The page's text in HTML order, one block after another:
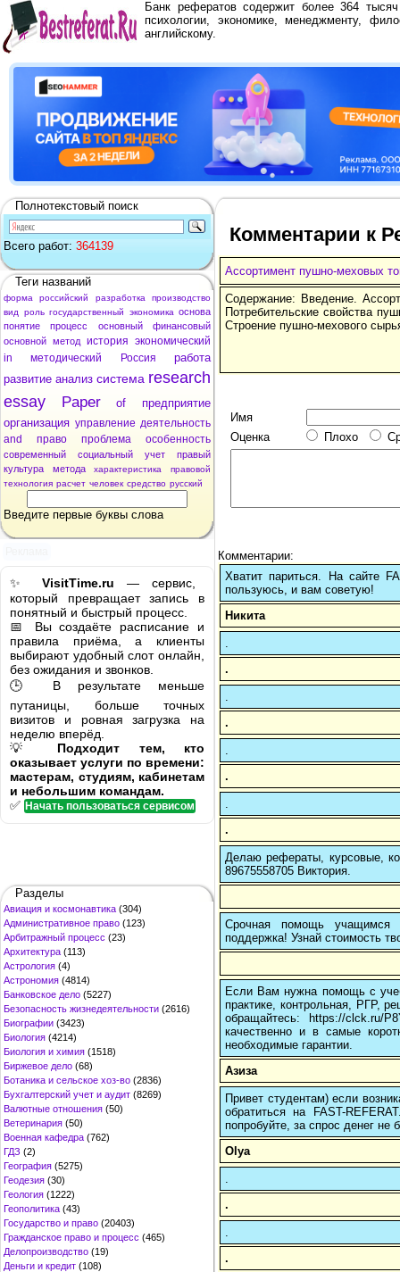
Банк рефератов содержит более 364
психологии, экономике, менеджменту,
английскому.
Полнотекстовый поиск
Всего работ: 364139
Теги названий
форма российский разработка
производство
вид
роль государственный экономика основа
понятие
процесс основный
финансовый
основной метод история экономический
in
методический Россия
работа
развитие анализ система research
essay
Paper of
предприятие
организация управление деятельность
and
право проблема особенность
современный социальный учет
правый
культура
метода характеристика
правовой
технология расчет человек средство русский
Введите первые буквы слова
✨ VisitTime.ru — сервис,
который превращает запись в
понятный и быстрый процесс.
📅 Вы создаёте расписание и
правила приёма, а клиенты
выбирают удобный слот онлайн,
без ожидания и звонков.
🕒 В результате меньше
путаницы, больше точных
визитов и ровная загрузка на
неделю вперёд.
💡 Подходит тем, кто
оказывает услуги по времени:
мастерам, студиям, кабинетам
и небольшим командам.
✅ Начать пользоваться сервисом
Разделы
Авиация и космонавтика (304)
Административное право (123)
Арбитражный процесс (23)
Архитектура (113)
Астрология (4)
Астрономия (4814)
Банковское дело (5227)
Безопасность жизнедеятельности (2616)
Биографии (3423)
Биология (4214)
Биология и химия (1518)
Биржевое дело (68)
Ботаника и сельское хоз-во (2836)
Бухгалтерский учет и аудит (8269)
Валютные отношения (50)
Ветеринария (50)
Военная кафедра (762)
ГДЗ (2)
География (5275)
Геодезия (30)
Геология (1222)
Геополитика (43)
Государство и право (20403)
Гражданское право и процесс (465)
Делопроизводство (19)
Деньги и кредит (108)
Комментарии к
Ассортимент пушно-меховых
Содержание: Введение.
Потребительские свойства
Строение пушно-мехового
Имя
Оценка
Плохо
Комментарии:
Хватит париться. На сайте
пользуюсь, и вам советую!
Никита
.
.
.
.
Делаю рефераты, курсовые,
89675558705 Виктория.
Срочная помощь учащимся в
поддержка! Узнай стоимость
Если Вам нужна помощь с
практике, контрольная, РГР,
обращайтесь: https://clck.ru/
качественно и в самые
необходимые гарантии.
Азиза
Привет студентам) если
обратиться на FAST-
попробуйте, за спрос денег не
Olya
.
.